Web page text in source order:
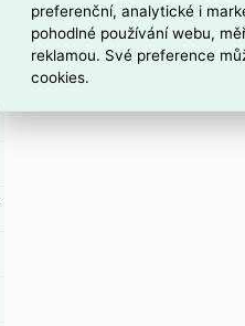
preferenční, analytické i
pohodlné používání webu,
reklamou. Své preference
cookies.